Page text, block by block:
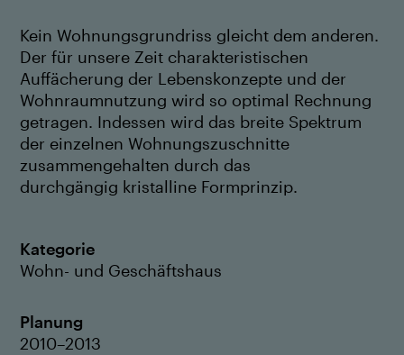
Kein Wohnungsgrundriss gleicht dem anderen.
Der für unsere Zeit charakteristischen
Auffächerung der Lebenskonzepte und der
Wohnraumnutzung wird so optimal Rechnung
getragen. Indessen wird das breite Spektrum
der einzelnen Wohnungszuschnitte
zusammengehalten durch das
durchgängig kristalline Formprinzip.
Kategorie
Wohn- und Geschäftshaus
Planung
2010–2013